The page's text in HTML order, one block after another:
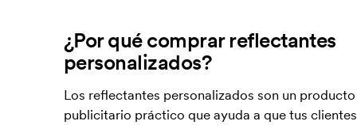
¿Por qué comprar reflectantes
personalizados?
Los reflectantes personalizados son un producto
publicitario práctico que ayuda a que tus clientes